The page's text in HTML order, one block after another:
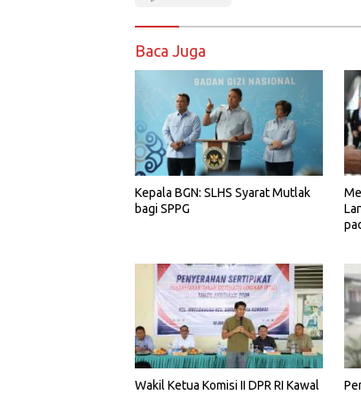
Baca Juga
Kepala BGN: SLHS Syarat Mutlak
bagi SPPG
Wakil Ketua Komisi II DPR RI Kawal